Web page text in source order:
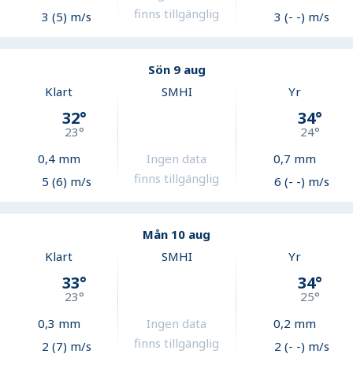
3 (5) m/s
finns tillgänglig
3 (- -) m/s
Sön 9 aug
Klart
32°
23°
0,4mm
5 (6) m/s
SMHI
Ingen data
finns tillgänglig
Yr
34°
24°
0,7 mm
6 (- -) m/s
Mån 10 aug
Klart
33°
23°
0,3 mm
2 (7) m/s
SMHI
Ingen data
finns tillgänglig
Yr
34°
25°
0,2 mm
2 (- -) m/s